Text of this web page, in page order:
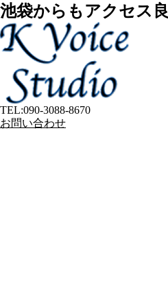
池袋からもアクセス
TEL:090-3088-8670
お問い合わせ